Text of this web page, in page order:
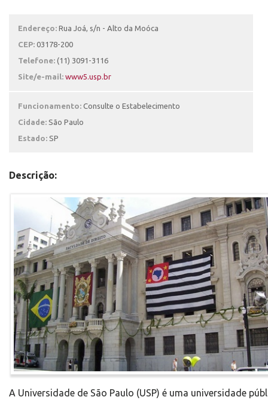
Endereço: Rua Joá, s/n - Alto da Moóca
CEP: 03178-200
Telefone: (11) 3091-3116
Site/e-mail: www5.usp.br
Funcionamento: Consulte o Estabelecimento
Cidade: São Paulo
Estado: SP
Descrição:
A Universidade de São Paulo (USP) é uma universidade